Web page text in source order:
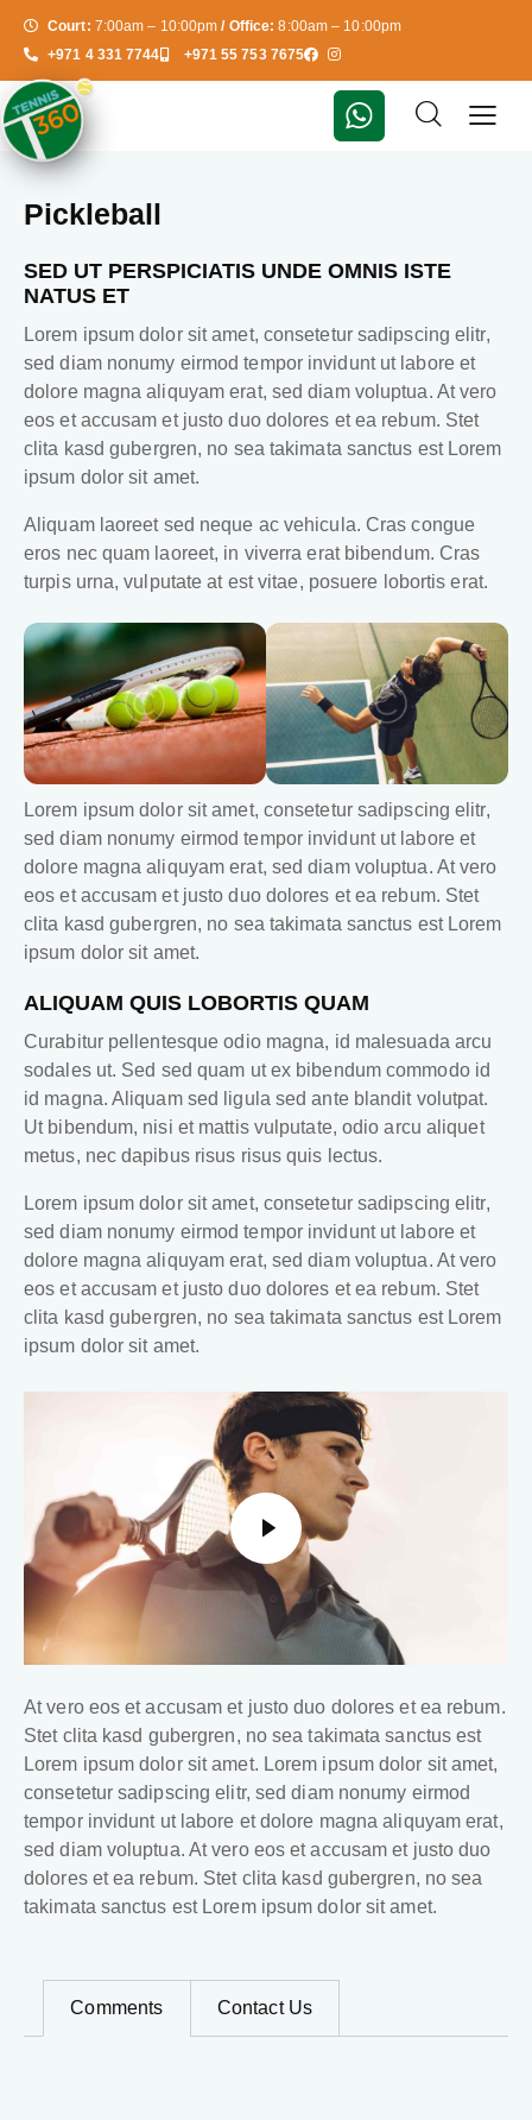
Court: 7:00am – 10:00pm/ Office: 8:00am – 10:00pm
+971 4 331 7744
+971 55 753 7675
Pickleball
SED UT PERSPICIATIS UNDE OMNIS ISTE
NATUS ET
Lorem ipsum dolor sit amet, consetetur sadipscing elitr,
sed diam nonumy eirmod tempor invidunt ut labore et
dolore magna aliquyam erat, sed diam voluptua. At vero
eos et accusam et justo duo dolores et ea rebum. Stet
clita kasd gubergren, no sea takimata sanctus est Lorem
ipsum dolor sit amet.
Aliquam laoreet sed neque ac vehicula. Cras congue
eros nec quam laoreet, in viverra erat bibendum. Cras
turpis urna, vulputate at est vitae, posuere lobortis erat.
Lorem ipsum dolor sit amet, consetetur sadipscing elitr,
sed diam nonumy eirmod tempor invidunt ut labore et
dolore magna aliquyam erat, sed diam voluptua. At vero
eos et accusam et justo duo dolores et ea rebum. Stet
clita kasd gubergren, no sea takimata sanctus est Lorem
ipsum dolor sit amet.
ALIQUAM QUIS LOBORTIS QUAM
Curabitur pellentesque odio magna, id malesuada arcu
sodales ut. Sed sed quam ut ex bibendum commodo id
id magna. Aliquam sed ligula sed ante blandit volutpat.
Ut bibendum, nisi et mattis vulputate, odio arcu aliquet
metus, nec dapibus risus risus quis lectus.
Lorem ipsum dolor sit amet, consetetur sadipscing elitr,
sed diam nonumy eirmod tempor invidunt ut labore et
dolore magna aliquyam erat, sed diam voluptua. At vero
eos et accusam et justo duo dolores et ea rebum. Stet
clita kasd gubergren, no sea takimata sanctus est Lorem
ipsum dolor sit amet.
At vero eos et accusam et justo duo dolores et ea rebum.
Stet clita kasd gubergren, no sea takimata sanctus est
Lorem ipsum dolor sit amet. Lorem ipsum dolor sit amet,
consetetur sadipscing elitr, sed diam nonumy eirmod
tempor invidunt ut labore et dolore magna aliquyam erat,
sed diam voluptua. At vero eos et accusam et justo duo
dolores et ea rebum. Stet clita kasd gubergren, no sea
takimata sanctus est Lorem ipsum dolor sit amet.
Comments Contact Us